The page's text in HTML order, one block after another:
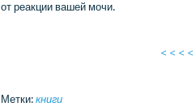
от реакции вашей мοчи.
< < < <
Метки: книги